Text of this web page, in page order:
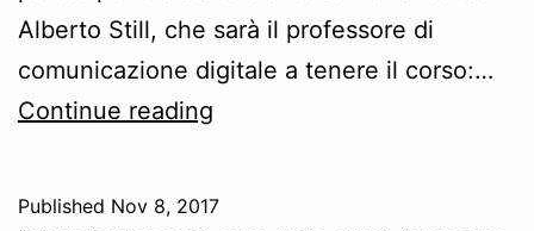
Alberto Still, che sarà il professore di
comunicazione digitale a tenere il corso:…
Continue reading
Published Nov 8, 2017